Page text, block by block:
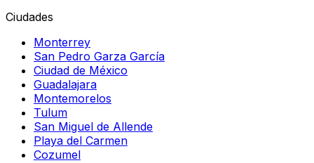
Ciudades
Monterrey
San Pedro Garza García
Ciudad de México
Guadalajara
Montemorelos
Tulum
San Miguel de Allende
Playa del Carmen
Cozumel